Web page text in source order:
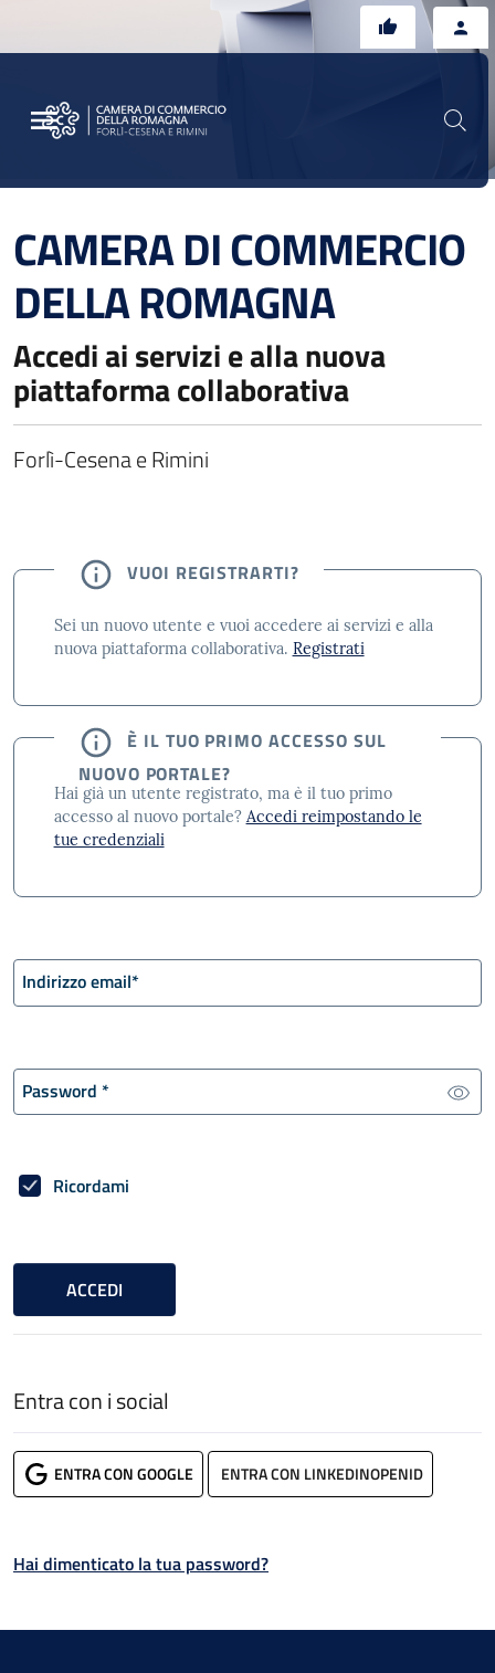
CAMERA DI COMMERCIO
DELLA ROMAGNA
Accedi ai servizi e alla nuova
piattaforma collaborativa
Forlì-Cesena e Rimini
VUOI REGISTRARTI?
Sei un nuovo utente e vuoi accedere ai servizi e alla
nuova piattaforma collaborativa. Registrati
È IL TUO PRIMO ACCESSO SUL
NUOVO PORTALE?
Hai già un utente registrato, ma è il tuo primo
accesso al nuovo portale? Accedi reimpostando le
tue credenziali
Indirizzo email*
Password *
Ricordami
ACCEDI
Entra con i social
ENTRA CON GOOGLE ENTRA CON LINKEDINOPENID
Hai dimenticato la tua password?